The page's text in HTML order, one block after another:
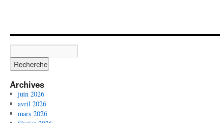
Archives
juin 2026
avril 2026
mars 2026